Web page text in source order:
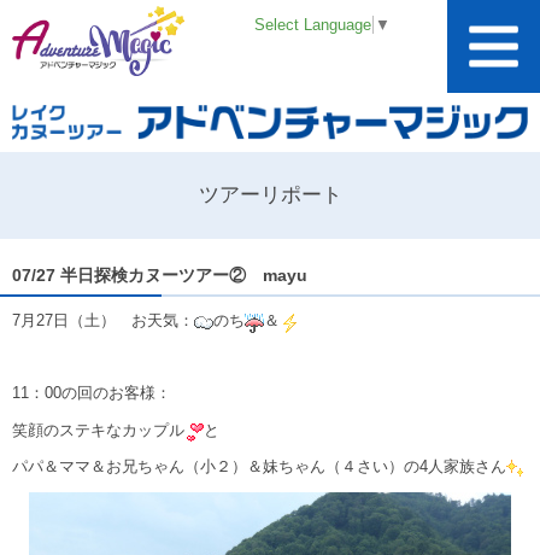
Select Language ▼
ツアーリポート
07/27 半日探検カヌーツアー② mayu
7月27日（土） お天気： のち ＆
11：00の回のお客様：
笑顔のステキなカップル と
パパ＆ママ＆お兄ちゃん（小２）＆妹ちゃん（４さい）の4人家族さん